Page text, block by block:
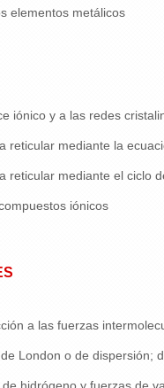
elementos metálicos
iónico y a las redes
reticular mediante la
reticular mediante el ciclo
iónicos
a las fuerzas
London o de dispersión;